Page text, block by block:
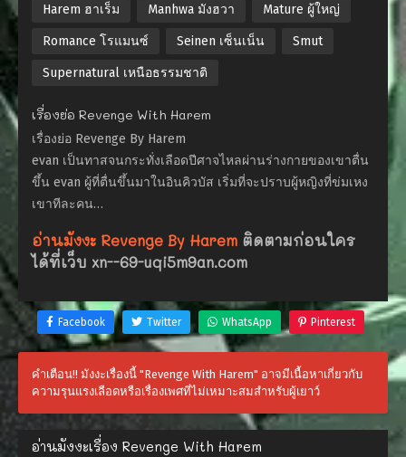
Harem ฮาเร็ม Manhwa มังฮวา Mature ผู้ใหญ่
Romance โรแมนซ์ Seinen เซ็นเน็น Smut
Supernatural เหนือธรรมชาติ
เรื่องย่อ Revenge With Harem
เรื่องย่อ Revenge By Harem
evan เป็นทาสจนกระทั่งเลือดปีศาจไหลผ่านร่างกายของเขาตื่น
ขึ้น evan ผู้ที่ตื่นขึ้นมาในอินคิวบัส เริ่มที่จะปราบผู้หญิงที่ข่มเหง
เขาทีละคน…
อ่านมังงะ Revenge By Harem ติดตามก่อนใคร
ได้ที่เว็บ xn--69-uqi5m9an.com
Facebook Twitter WhatsApp Pinterest
คำเตือน!! มังงะเรื่องนี้ "Revenge With Harem" อาจมีเนื้อหาเกี่ยวกับ
ความรุนแรงเลือดหรือเรื่องเพศที่ไม่เหมาะสมสำหรับผู้เยาว์
อ่านมังงะเรื่อง Revenge With Harem